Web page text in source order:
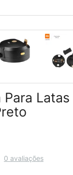
Latas
0 avaliações